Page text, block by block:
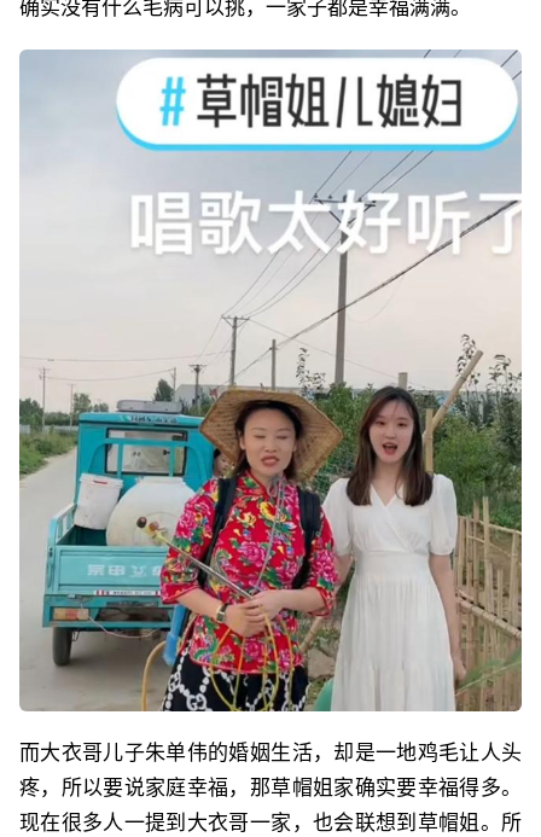
确实没有什么毛病可以挑，一家子都是幸福满满。
而大衣哥儿子朱单伟的婚姻生活，却是一地鸡毛让人头
疼，所以要说家庭幸福，那草帽姐家确实要幸福得多。
现在很多人一提到大衣哥一家，也会联想到草帽姐。所